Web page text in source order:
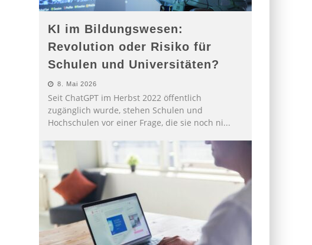
KI im Bildungswesen:
Revolution oder Risiko für
Schulen und Universitäten?
8. Mai 2026
Seit ChatGPT im Herbst 2022 öffentlich
zugänglich wurde, stehen Schulen und
Hochschulen vor einer Frage, die sie noch ni...